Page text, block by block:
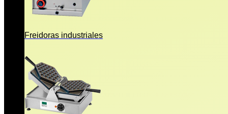
Freidoras industriales